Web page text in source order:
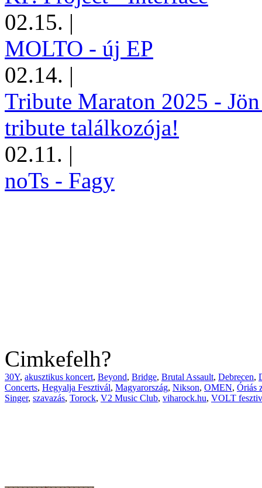
02.15. |
MOLTO - új EP
02.14. |
Tribute Maraton 2025 -
tribute találkozója!
02.11. |
noTs - Fagy
Cimkefelh?
30Y, akusztikus koncert, Beyond, Bridge, Brutal Assault, Debrecen,
Concerts, Hegyalja Fesztivál, Magyarország, Nikson, OMEN, Óriás
Singer, szavazás, Torock, V2 Music Club, viharock.hu, VOLT